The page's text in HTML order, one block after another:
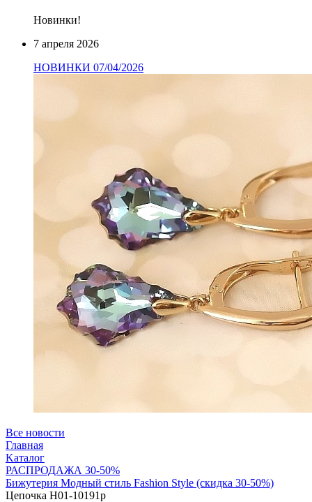
Новинки!
7 апреля 2026
НОВИНКИ 07/04/2026
Все новости
Главная
Kаталог
РАСПРОДАЖА 30-50%
Бижутерия Модный стиль Fashion Style (скидка 30-50%)
Цепочка Н01-10191р